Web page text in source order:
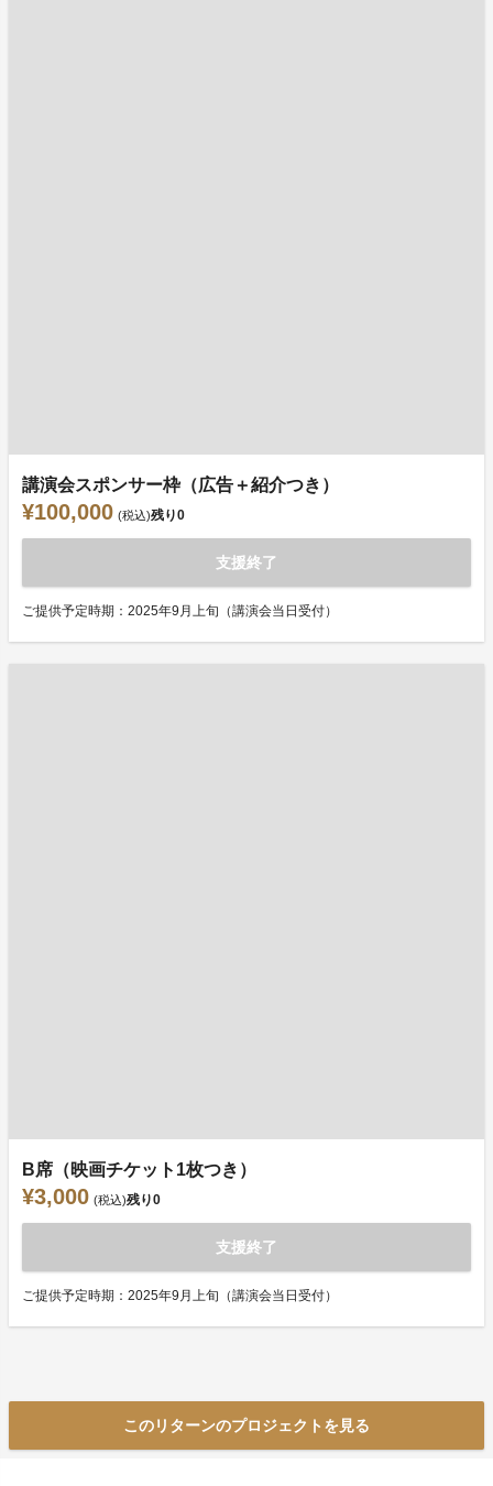
講演会スポンサー枠（広告＋紹介つき）
¥100,000 (税込)残り0
支援終了
ご提供予定時期：2025年9月上旬（講演会当日受付）
B席（映画チケット1枚つき）
¥3,000 (税込)残り0
支援終了
ご提供予定時期：2025年9月上旬（講演会当日受付）
このリターンのプロジェクトを見る